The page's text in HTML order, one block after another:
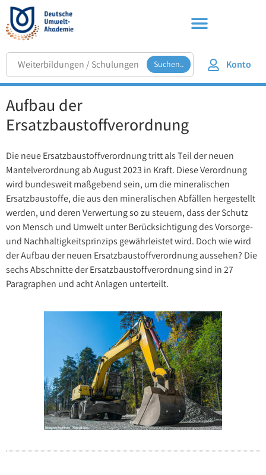
Suchen.. Konto
Aufbau der
Ersatzbaustoffverordnung
Die neue Ersatzbaustoffverordnung tritt als Teil der neuen
Mantelverordnung ab August 2023 in Kraft. Diese Verordnung
wird bundesweit maßgebend sein, um die mineralischen
Ersatzbaustoffe, die aus den mineralischen Abfällen hergestellt
werden, und deren Verwertung so zu steuern, dass der Schutz
von Mensch und Umwelt unter Berücksichtigung des Vorsorge-
und Nachhaltigkeitsprinzips gewährleistet wird. Doch wie wird
der Aufbau der neuen Ersatzbaustoffverordnung aussehen? Die
sechs Abschnitte der Ersatzbaustoffverordnung sind in 27
Paragraphen und acht Anlagen unterteilt.